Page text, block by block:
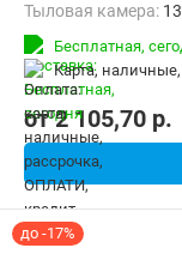
Тыловая камера:
Беспроводная
Комплектация:
Бесплатная,
карта,
от2 105,70 p.
до -17%